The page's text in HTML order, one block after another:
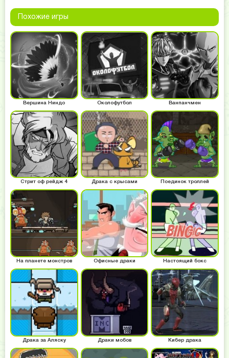
Похожие игры
Вершина Ниндо Околофутбол Ванпанчмен
Стрит оф рейдж 4 Драка с крысами Поединок троллей
На планете монстров Офисные драки Настоящий бокс
Драка за Аляску Драки мобов Кибер драка